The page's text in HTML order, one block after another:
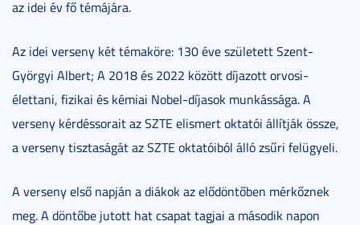
az idei év fő témájára.
Az idei verseny két témaköre: 130 éve született Szent-
Györgyi Albert; A 2018 és 2022 között díjazott orvosi-
élettani, fizikai és kémiai Nobel-díjasok munkássága. A
verseny kérdéssorait az SZTE elismert oktatói állítják össze,
a verseny tisztaságát az SZTE oktatóiból álló zsűri felügyeli.
A verseny első napján a diákok az elődöntőben mérkőznek
meg. A döntőbe jutott hat csapat tagjai a második napon